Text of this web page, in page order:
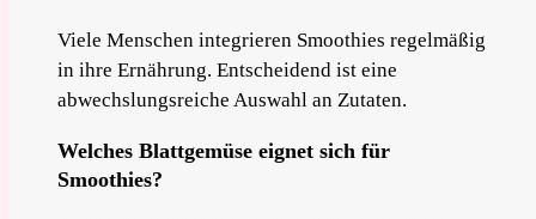
Viele Menschen integrieren Smoothies regelmäßig
in ihre Ernährung. Entscheidend ist eine
abwechslungsreiche Auswahl an Zutaten.
Welches Blattgemüse eignet sich für
Smoothies?